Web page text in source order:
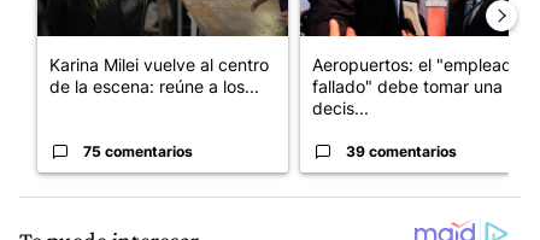
Karina Milei vuelve al centro
de la escena: reúne a los...
75 comentarios
Aeropuertos: el "empleado
fallado" debe tomar una
decis...
39 comentarios